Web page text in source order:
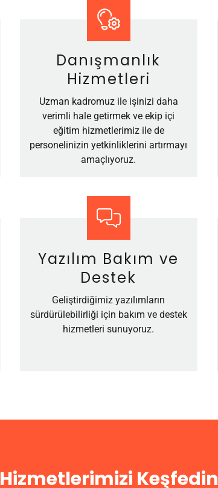
Danışmanlık
Hizmetleri
Uzman kadromuz ile işinizi daha
verimli hale getirmek ve ekip içi
eğitim hizmetlerimiz ile de
personelinizin yetkinliklerini artırmayı
amaçlıyoruz.
Yazılım Bakım ve
Destek
Geliştirdiğimiz yazılımların
sürdürülebilirliği için bakım ve destek
hizmetleri sunuyoruz.
Hizmetlerimizi Keşfedin